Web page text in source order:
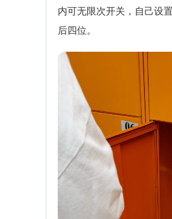
内可无限次开关，自己设
后四位。